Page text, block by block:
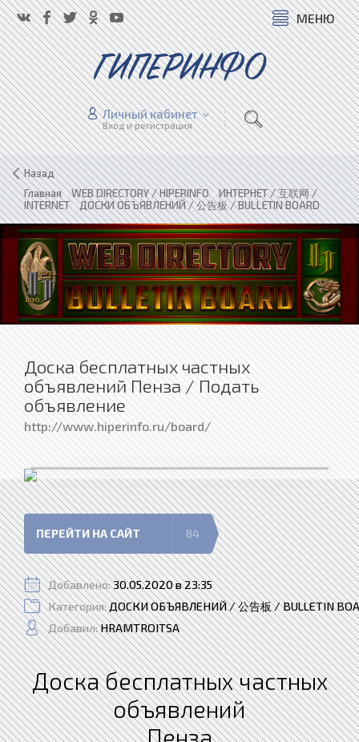
МЕНЮ
ГИПЕРИНФО
Личный кабинет
Вход и регистрация
Назад
Главная»WEB DIRECTORY / HIPERINFO»ИНТЕРНЕТ / 互联网 /
INTERNET»ДОСКИ ОБЪЯВЛЕНИЙ / 公告板 / BULLETIN BOARD
Доска бесплатных частных
объявлений Пенза / Подать
объявление
http://www.hiperinfo.ru/board/
ПЕРЕЙТИ НА САЙТ 84
Добавлено:30.05.2020 в 23:35
Категория:ДОСКИ ОБЪЯВЛЕНИЙ / 公告板 / BULLETIN
Добавил:HRAMTROITSA
Доска бесплатных частных
объявлений